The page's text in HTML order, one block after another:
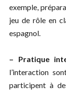
exemple,
jeu de rôle en
espagnol.
– Pratique
l’interaction
participent à